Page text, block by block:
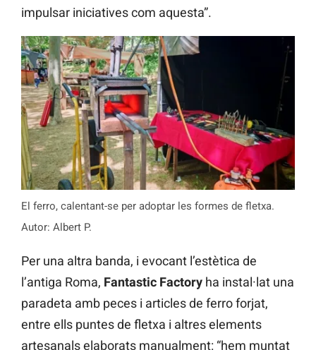
impulsar iniciatives com aquesta”.
El ferro, calentant-se per adoptar les formes de fletxa.
Autor: Albert P.
Per una altra banda, i evocant l’estètica de
l’antiga Roma, Fantastic Factory ha instal·lat una
paradeta amb peces i articles de ferro forjat,
entre ells puntes de fletxa i altres elements
artesanals elaborats manualment: “hem muntat